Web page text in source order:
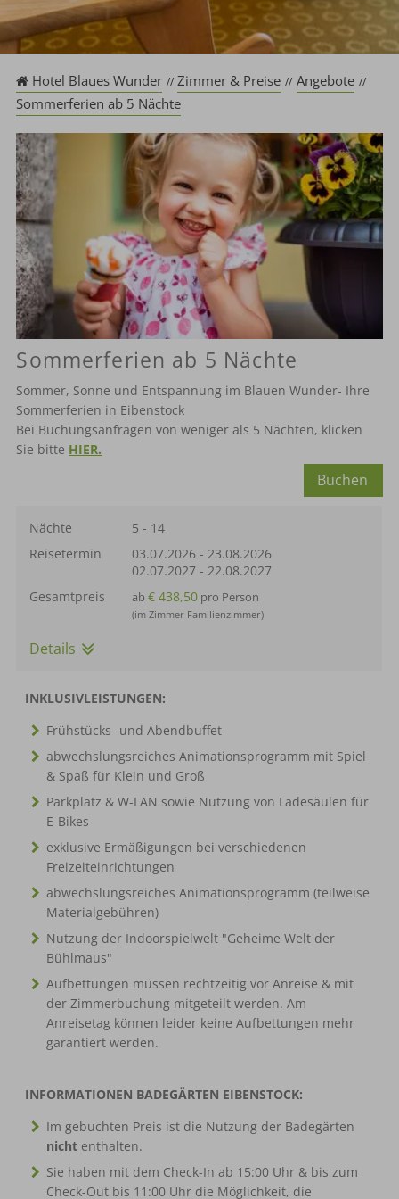
Hotel Blaues Wunder Zimmer & Preise
Angebote
Sommerferien ab 5 Nächte
Sommerferien ab 5 Nächte
Sommer, Sonne und Entspannung im Blauen Wunder- Ihre
Sommerferien in Eibenstock
Bei Buchungsanfragen von weniger als 5 Nächten, klicken
Sie bitte HIER.
Buchen
Nächte
5 - 14
Reisetermin
03.07.2026 -23.08.2026
02.07.2027 -22.08.2027
Gesamtpreis
ab€ 438,50 pro Person
(im Zimmer Familienzimmer)
Details
INKLUSIVLEISTUNGEN:
Frühstücks- und Abendbuffet
abwechslungsreiches Animationsprogramm mit Spiel
& Spaß für Klein und Groß
Parkplatz & W-LAN sowie Nutzung von Ladesäulen für
E-Bikes
exklusive Ermäßigungen bei verschiedenen
Freizeiteinrichtungen
abwechslungsreiches Animationsprogramm (teilweise
Materialgebühren)
Nutzung der Indoorspielwelt "Geheime Welt der
Bühlmaus"
Aufbettungen müssen rechtzeitig vor Anreise & mit
der Zimmerbuchung mitgeteilt werden. Am
Anreisetag können leider keine Aufbettungen mehr
garantiert werden.
INFORMATIONEN BADEGÄRTEN EIBENSTOCK:
Im gebuchten Preis ist die Nutzung der Badegärten
nicht enthalten.
Sie haben mit dem Check-In ab 15:00 Uhr & bis zum
Check-Out bis 11:00 Uhr die Möglichkeit, die